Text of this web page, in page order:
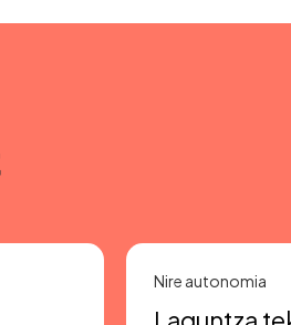
Nire autonomia